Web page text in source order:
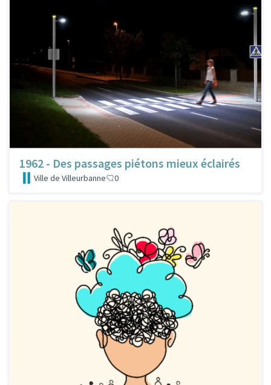
1962 - Des passages piétons mieux éclairés
Ville de Villeurbanne 0